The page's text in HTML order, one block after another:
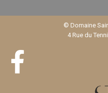
© Domaine
4 Rue du